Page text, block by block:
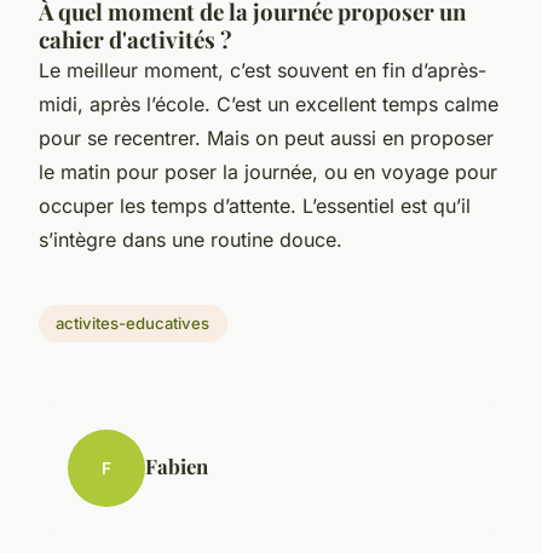
À quel moment de la journée proposer un
cahier d'activités ?
Le meilleur moment, c’est souvent en fin d’après-
midi, après l’école. C’est un excellent temps calme
pour se recentrer. Mais on peut aussi en proposer
le matin pour poser la journée, ou en voyage pour
occuper les temps d’attente. L’essentiel est qu’il
s’intègre dans une routine douce.
activites-educatives
F Fabien